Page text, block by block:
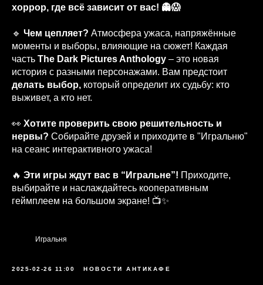
хоррор, где всё зависит от вас! 👻😱
🔹 Чем цепляет? Атмосфера ужаса, напряжённые
моменты и выборы, влияющие на сюжет! Каждая
часть The Dark Pictures Anthology – это новая
история с разными персонажами. Вам предстоит
делать выбор, который определит их судьбу: кто
выживет, а кто нет.
👀 Хотите проверить свою решительность и
нервы? Собирайте друзей и приходите в "Игральню"
на сеанс интерактивного ужаса!
🔥 Эти игры ждут вас в “Игральне”! Приходите,
выбирайте и наслаждайтесь кооперативным
геймплеем на большом экране! 📺✨
Игральня
2025-02-26 11:00 НОВОСТИ АНТИКАФЕ